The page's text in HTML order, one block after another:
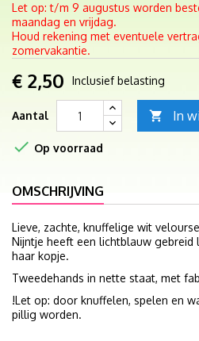
Let op: t/m 9 augustus worden
maandag en vrijdag.
Houd rekening met eventuele
zomervakantie.
€ 2,50 Inclusief belasting
Aantal  In
 Op voorraad
OMSCHRIJVING
Lieve, zachte, knuffelige wit
Nijntje heeft een lichtblauw gebreid
haar kopje.
Tweedehands in nette staat, met
!Let op: door knuffelen, spelen en
pillig worden.